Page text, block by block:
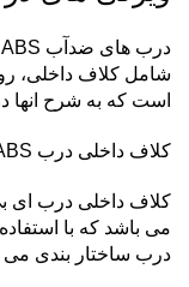
است که به شرح انها
کلاف داخلی درب ABS
کلاف داخلی درب
می باشد که با
درب ساختار بندی